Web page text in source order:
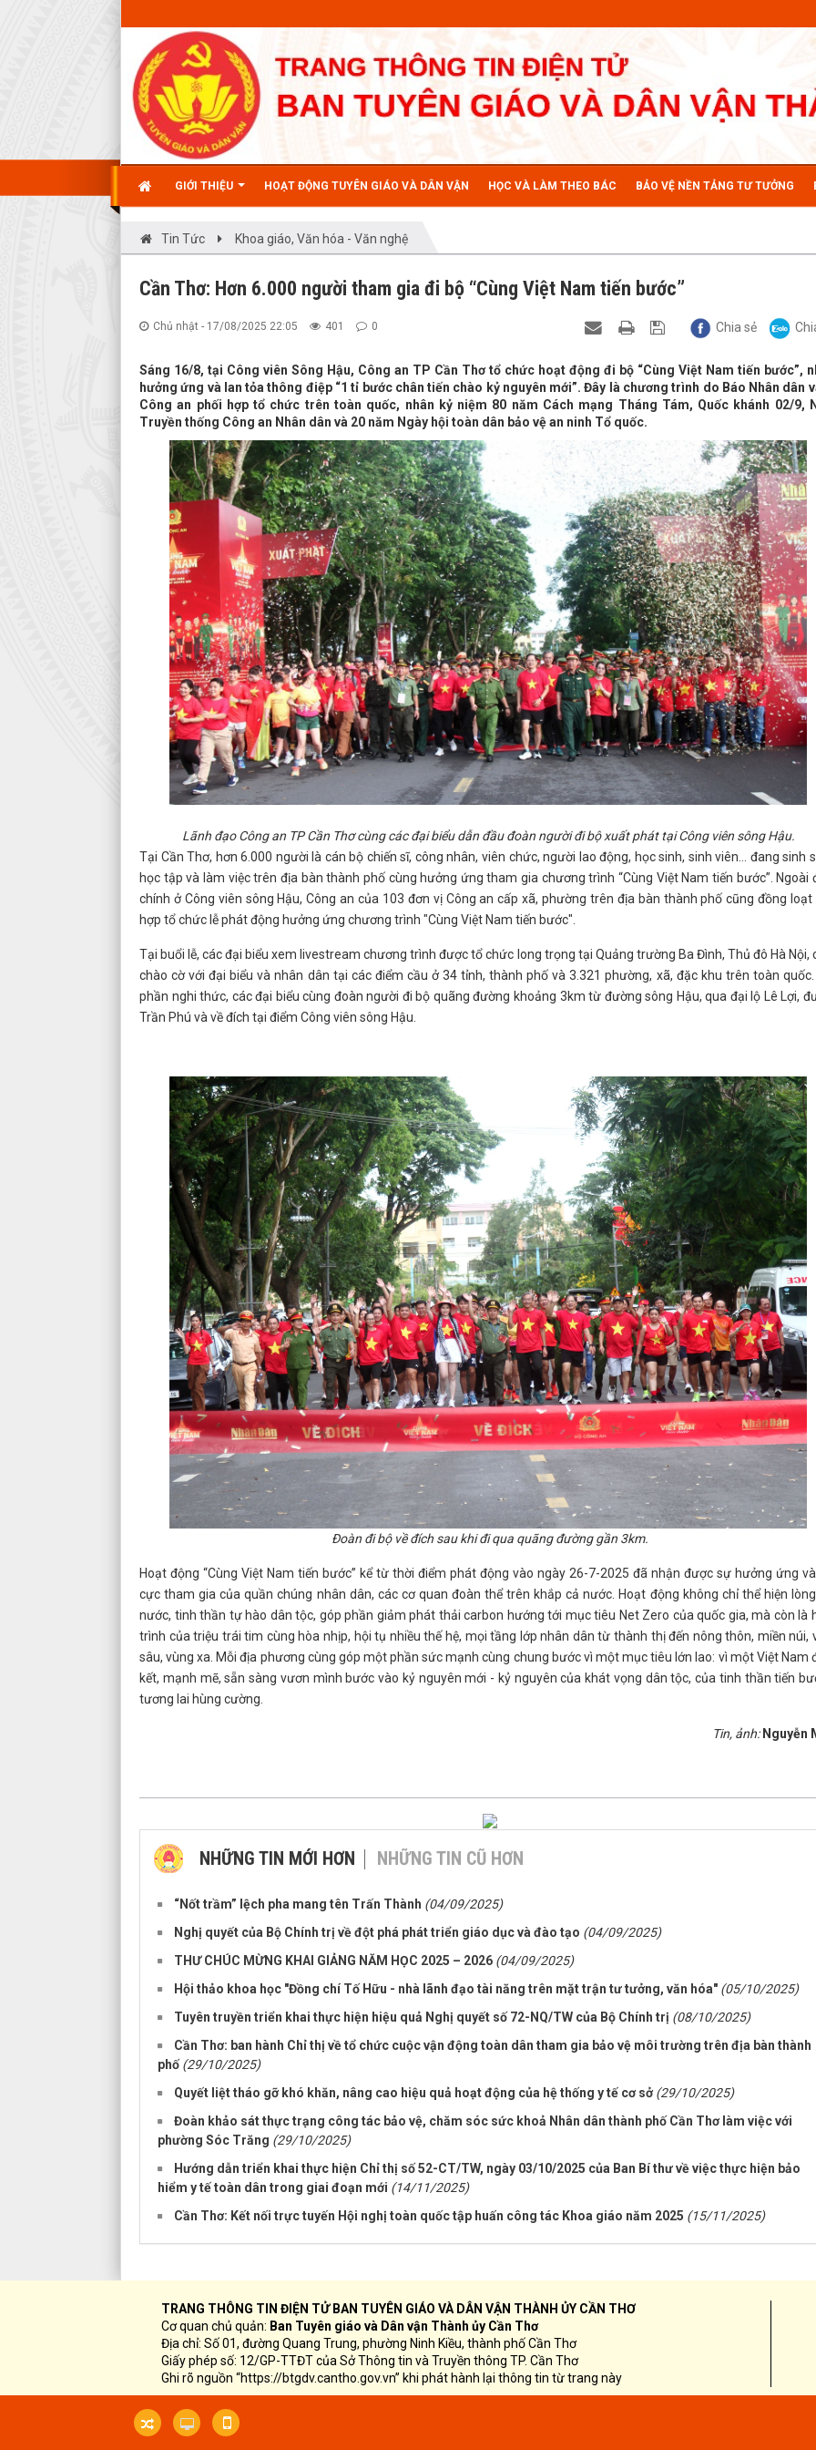
GIỚI THIỆU HOẠT ĐỘNG TUYÊN GIÁO VÀ DÂN VẬN HỌC VÀ LÀM THEO BÁC BẢO VỆ NỀN TẢNG TƯ TƯỞNG
Tin Tức Khoa giáo, Văn hóa - Văn nghệ
Cần Thơ: Hơn 6.000 người tham gia đi bộ “Cùng Việt Nam tiến bước”
Chủ nhật - 17/08/2025 22:05 401 0 Chia sẻ
Sáng 16/8, tại Công viên Sông Hậu, Công an TP Cần Thơ tổ chức hoạt động đi bộ “Cùng Việt Nam tiến bước”,
hưởng ứng và lan tỏa thông điệp “1 tỉ bước chân tiến chào kỷ nguyên mới”. Đây là chương trình do Báo Nhân dân
Công an phối hợp tổ chức trên toàn quốc, nhân kỷ niệm 80 năm Cách mạng Tháng Tám, Quốc khánh 02/9,
Truyền thống Công an Nhân dân và 20 năm Ngày hội toàn dân bảo vệ an ninh Tổ quốc.
Lãnh đạo Công an TP Cần Thơ cùng các đại biểu dẫn đầu đoàn người đi bộ xuất phát tại Công viên sông Hậu.
Tại Cần Thơ, hơn 6.000 người là cán bộ chiến sĩ, công nhân, viên chức, người lao động, học sinh, sinh viên… đang sinh
học tập và làm việc trên địa bàn thành phố cùng hưởng ứng tham gia chương trình “Cùng Việt Nam tiến bước”. Ngoài
chính ở Công viên sông Hậu, Công an của 103 đơn vị Công an cấp xã, phường trên địa bàn thành phố cũng đồng loạt
hợp tổ chức lễ phát động hưởng ứng chương trình "Cùng Việt Nam tiến bước".
Tại buổi lễ, các đại biểu xem livestream chương trình được tổ chức long trọng tại Quảng trường Ba Đình, Thủ đô Hà Nội,
chào cờ với đại biểu và nhân dân tại các điểm cầu ở 34 tỉnh, thành phố và 3.321 phường, xã, đặc khu trên toàn quốc.
phần nghi thức, các đại biểu cùng đoàn người đi bộ quãng đường khoảng 3km từ đường sông Hậu, qua đại lộ Lê Lợi,
Trần Phú và về đích tại điểm Công viên sông Hậu.
Đoàn đi bộ về đích sau khi đi qua quãng đường gần 3km.
Hoạt động “Cùng Việt Nam tiến bước” kể từ thời điểm phát động vào ngày 26-7-2025 đã nhận được sự hưởng ứng
cực tham gia của quần chúng nhân dân, các cơ quan đoàn thể trên khắp cả nước. Hoạt động không chỉ thể hiện
nước, tinh thần tự hào dân tộc, góp phần giảm phát thải carbon hướng tới mục tiêu Net Zero của quốc gia, mà còn là
trình của triệu trái tim cùng hòa nhịp, hội tụ nhiều thế hệ, mọi tầng lớp nhân dân từ thành thị đến nông thôn, miền núi,
sâu, vùng xa. Mỗi địa phương cùng góp một phần sức mạnh cùng chung bước vì một mục tiêu lớn lao: vì một Việt Nam
kết, mạnh mẽ, sẵn sàng vươn mình bước vào kỷ nguyên mới - kỷ nguyên của khát vọng dân tộc, của tinh thần tiến
tương lai hùng cường.
Tin, ảnh: Nguyễn
NHỮNG TIN MỚI HƠN NHỮNG TIN CŨ HƠN
“Nốt trầm” lệch pha mang tên Trấn Thành (04/09/2025)
Nghị quyết của Bộ Chính trị về đột phá phát triển giáo dục và đào tạo (04/09/2025)
THƯ CHÚC MỪNG KHAI GIẢNG NĂM HỌC 2025 – 2026 (04/09/2025)
Hội thảo khoa học "Đồng chí Tố Hữu - nhà lãnh đạo tài năng trên mặt trận tư tưởng, văn hóa" (05/10/2025)
Tuyên truyền triển khai thực hiện hiệu quả Nghị quyết số 72-NQ/TW của Bộ Chính trị (08/10/2025)
Cần Thơ: ban hành Chỉ thị về tổ chức cuộc vận động toàn dân tham gia bảo vệ môi trường trên địa bàn thành
phố (29/10/2025)
Quyết liệt tháo gỡ khó khăn, nâng cao hiệu quả hoạt động của hệ thống y tế cơ sở (29/10/2025)
Đoàn khảo sát thực trạng công tác bảo vệ, chăm sóc sức khoả Nhân dân thành phố Cần Thơ làm việc với
phường Sóc Trăng (29/10/2025)
Hướng dẫn triển khai thực hiện Chỉ thị số 52-CT/TW, ngày 03/10/2025 của Ban Bí thư về việc thực hiện bảo
hiểm y tế toàn dân trong giai đoạn mới (14/11/2025)
Cần Thơ: Kết nối trực tuyến Hội nghị toàn quốc tập huấn công tác Khoa giáo năm 2025 (15/11/2025)
TRANG THÔNG TIN ĐIỆN TỬ BAN TUYÊN GIÁO VÀ DÂN VẬN THÀNH ỦY CẦN THƠ
Cơ quan chủ quản: Ban Tuyên giáo và Dân vận Thành ủy Cần Thơ
Địa chỉ: Số 01, đường Quang Trung, phường Ninh Kiều, thành phố Cần Thơ
Giấy phép số: 12/GP-TTĐT của Sở Thông tin và Truyền thông TP. Cần Thơ
Ghi rõ nguồn “https://btgdv.cantho.gov.vn” khi phát hành lại thông tin từ trang này